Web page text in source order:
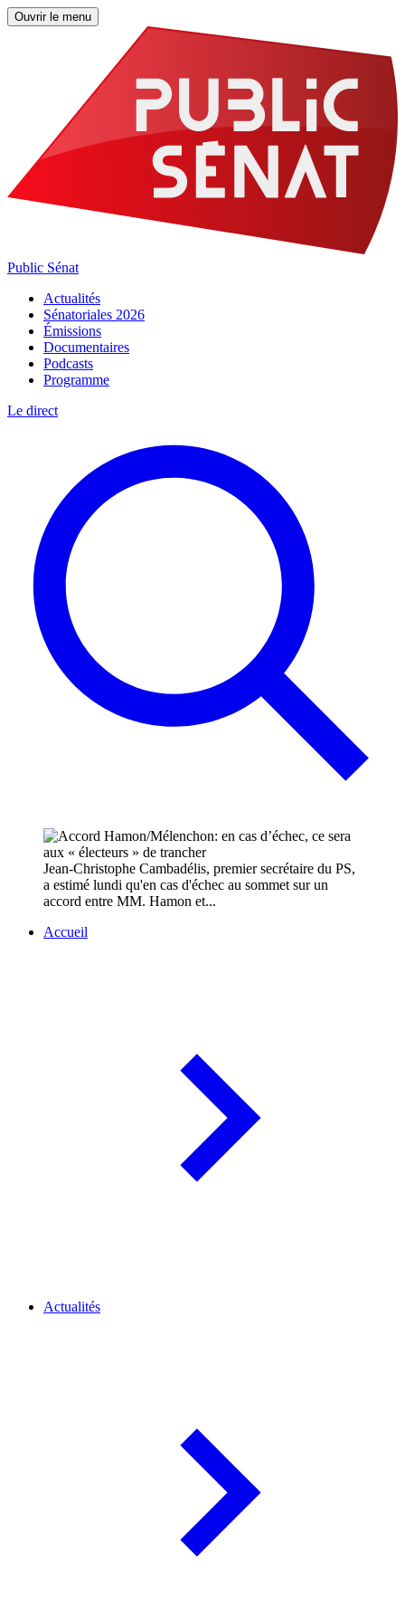
Ouvrir le menu
Public Sénat
Actualités
Sénatoriales 2026
Émissions
Documentaires
Podcasts
Programme
Le direct
Jean-Christophe Cambadélis, premier secrétaire du PS,
a estimé lundi qu'en cas d'échec au sommet sur un
accord entre MM. Hamon et...
Accueil
Actualités